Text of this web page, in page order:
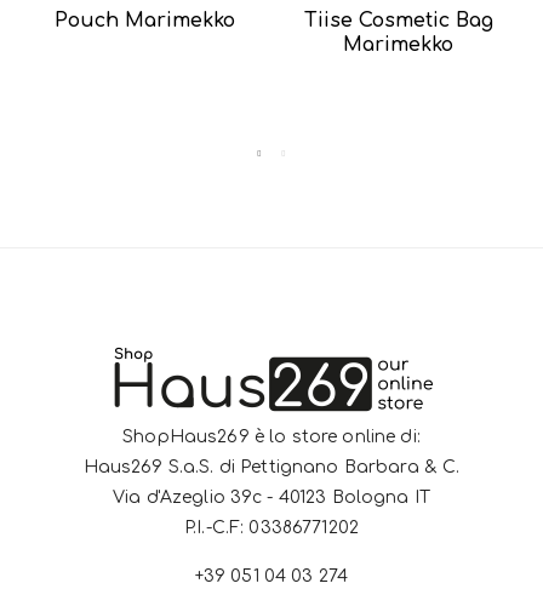
Pouch Marimekko
Tiise Cosmetic Bag
Marimekko
ShopHaus269 è lo store online di:
Haus269 S.a.S. di Pettignano Barbara & C.
Via d'Azeglio 39c - 40123 Bologna IT
P.I.-C.F: 03386771202
+39 051 04 03 274